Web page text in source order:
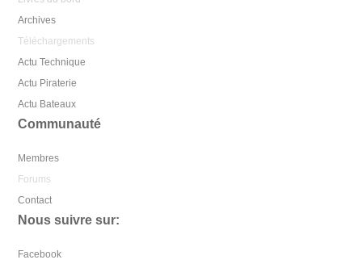
Archives
Téléchargements
Actu Technique
Actu Piraterie
Actu Bateaux
Communauté
Membres
Forums
Contact
Nous suivre sur:
Facebook